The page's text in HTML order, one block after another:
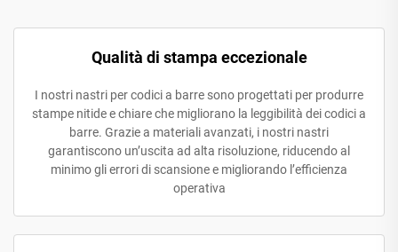
Qualità di stampa eccezionale
I nostri nastri per codici a barre sono progettati per produrre
stampe nitide e chiare che migliorano la leggibilità dei codici a
barre. Grazie a materiali avanzati, i nostri nastri
garantiscono un’uscita ad alta risoluzione, riducendo al
minimo gli errori di scansione e migliorando l’efficienza
operativa